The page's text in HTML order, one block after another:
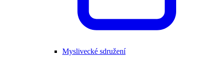
Myslivecké sdružení